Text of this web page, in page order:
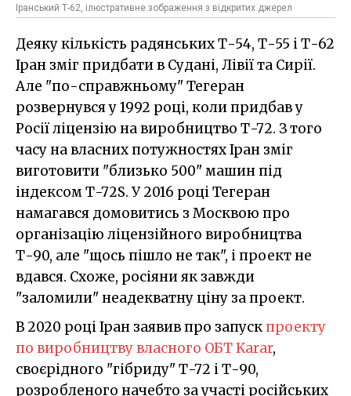
Іранський Т-62, ілюстративне зображення з відкритих джерел
Деяку кількість радянських Т-54, Т-55 і Т-62
Іран зміг придбати в Судані, Лівії та Сирії.
Але "по-справжньому" Тегеран
розвернувся у 1992 році, коли придбав у
Росії ліцензію на виробництво Т-72. З того
часу на власних потужностях Іран зміг
виготовити "близько 500" машин під
індексом Т-72S. У 2016 році Тегеран
намагався домовитись з Москвою про
організацію ліцензійного виробництва
Т-90, але "щось пішло не так", і проект не
вдався. Схоже, росіяни як завжди
"заломили" неадекватну ціну за проект.
В 2020 році Іран заявив про запускпроекту
по виробництву власного ОБТ Karar,
своєрідного "гібриду" Т-72 і Т-90,
розробленого начебто за участі російських